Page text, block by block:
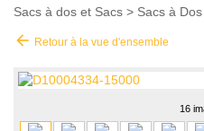
Sacs à dos et Sacs > Sacs à Dos
arrow_back Retour à la vue d'ensemble
16